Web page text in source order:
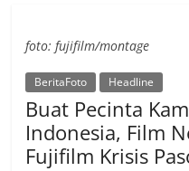
foto: fujifilm/montage
BeritaFoto Headline
Buat Pecinta
Indonesia, Film
Fujifilm Krisis